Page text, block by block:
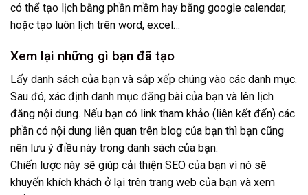
có thể tạo lịch bằng phần mềm hay bằng google calendar,
hoặc tạo luôn lịch trên word, excel…
Xem lại những gì bạn đã tạo
Lấy danh sách của bạn và sắp xếp chúng vào các danh mục.
Sau đó, xác định danh mục đăng bài của bạn và lên lịch
đăng nội dung. Nếu bạn có link tham khảo (liên kết đến) các
phần có nội dung liên quan trên blog của bạn thì bạn cũng
nên lưu ý điều này trong danh sách của bạn.
Chiến lược này sẽ giúp cải thiện SEO của bạn vì nó sẽ
khuyến khích khách ở lại trên trang web của bạn và xem